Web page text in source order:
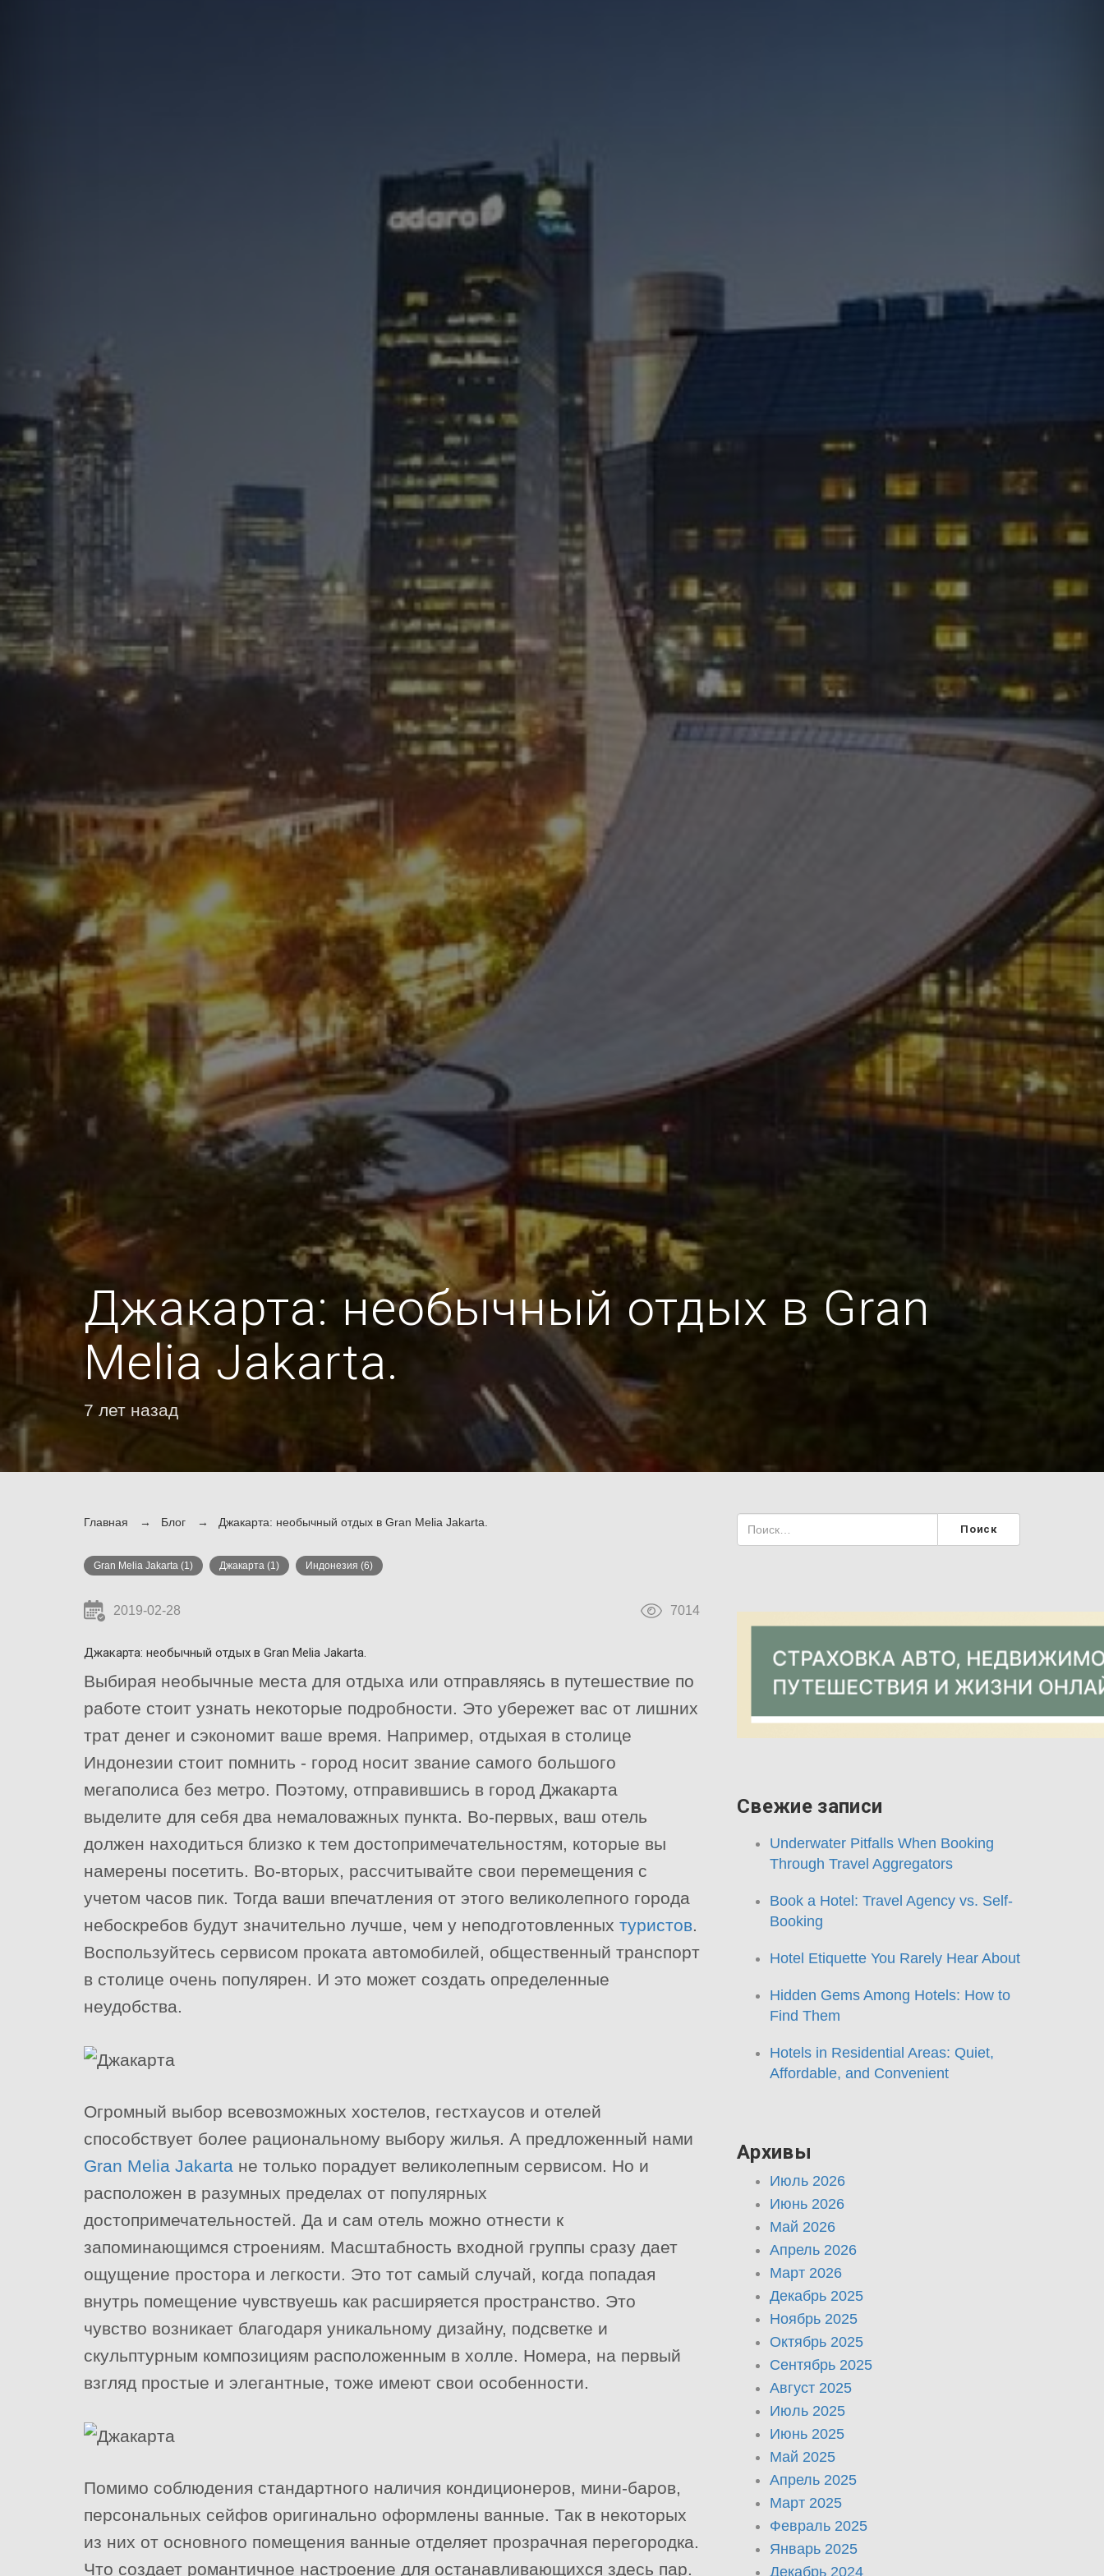
Джакарта: необычный отдых в Gran
Melia Jakarta.
7 лет назад
Главная Блог Джакарта: необычный отдых в Gran Melia Jakarta.
Gran Melia Jakarta (1) Джакарта (1) Индонезия (6)
2019-02-28 7014
Джакарта: необычный отдых в Gran Melia Jakarta.
Выбирая необычные места для отдыха или отправляясь в путешествие по
работе стоит узнать некоторые подробности. Это убережет вас от лишних
трат денег и сэкономит ваше время. Например, отдыхая в столице
Индонезии стоит помнить - город носит звание самого большого
мегаполиса без метро. Поэтому, отправившись в город Джакарта
выделите для себя два немаловажных пункта. Во-первых, ваш отель
должен находиться близко к тем достопримечательностям, которые вы
намерены посетить. Во-вторых, рассчитывайте свои перемещения с
учетом часов пик. Тогда ваши впечатления от этого великолепного города
небоскребов будут значительно лучше, чем у неподготовленных туристов.
Воспользуйтесь сервисом проката автомобилей, общественный транспорт
в столице очень популярен. И это может создать определенные
неудобства.
Огромный выбор всевозможных хостелов, гестхаусов и отелей
способствует более рациональному выбору жилья. А предложенный нами
Gran Melia Jakarta не только порадует великолепным сервисом. Но и
расположен в разумных пределах от популярных
достопримечательностей. Да и сам отель можно отнести к
запоминающимся строениям. Масштабность входной группы сразу дает
ощущение простора и легкости. Это тот самый случай, когда попадая
внутрь помещение чувствуешь как расширяется пространство. Это
чувство возникает благодаря уникальному дизайну, подсветке и
скульптурным композициям расположенным в холле. Номера, на первый
взгляд простые и элегантные, тоже имеют свои особенности.
Помимо соблюдения стандартного наличия кондиционеров, мини-баров,
персональных сейфов оригинально оформлены ванные. Так в некоторых
из них от основного помещения ванные отделяет прозрачная перегородка.
Что создает романтичное настроение для останавливающихся здесь пар.
Свежие записи
Underwater Pitfalls When Booking
Through Travel Aggregators
Book a Hotel: Travel Agency vs. Self-
Booking
Hotel Etiquette You Rarely Hear About
Hidden Gems Among Hotels: How to
Find Them
Hotels in Residential Areas: Quiet,
Affordable, and Convenient
Архивы
Июль 2026
Июнь 2026
Май 2026
Апрель 2026
Март 2026
Декабрь 2025
Ноябрь 2025
Октябрь 2025
Сентябрь 2025
Август 2025
Июль 2025
Июнь 2025
Май 2025
Апрель 2025
Март 2025
Февраль 2025
Январь 2025
Декабрь 2024